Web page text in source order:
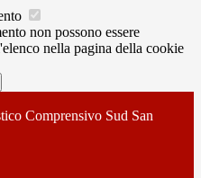
non possono essere
nella pagina della cookie
Comprensivo Sud San